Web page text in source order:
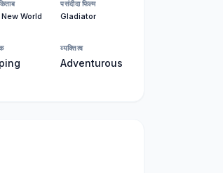
World
पसंदीदा फिल्म
Gladiator
व्यक्तित्व
Adventurous